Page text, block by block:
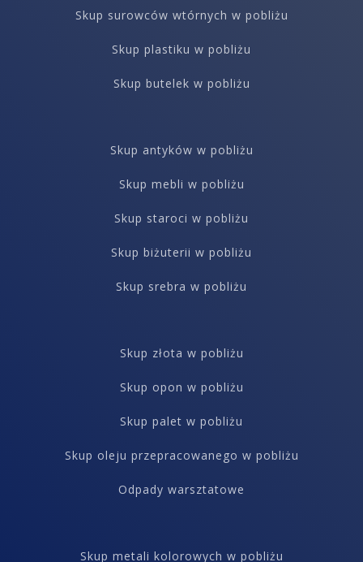
Skup surowców wtórnych w pobliżu
Skup plastiku w pobliżu
Skup butelek w pobliżu
Skup antyków w pobliżu
Skup mebli w pobliżu
Skup staroci w pobliżu
Skup biżuterii w pobliżu
Skup srebra w pobliżu
Skup złota w pobliżu
Skup opon w pobliżu
Skup palet w pobliżu
Skup oleju przepracowanego w pobliżu
Odpady warsztatowe
Skup metali kolorowych w pobliżu